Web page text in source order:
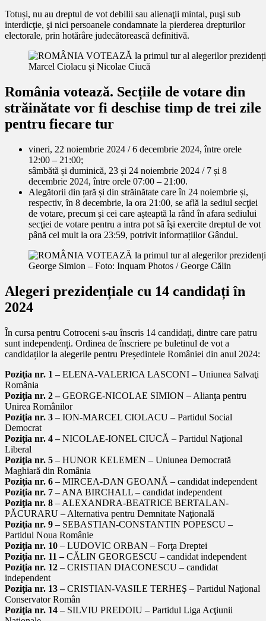
Totuși, nu au dreptul de vot debilii sau alienaţii mintal, puşi sub
interdicţie, şi nici persoanele condamnate la pierderea drepturilor
electorale, prin hotărâre judecătorească definitivă.
Marcel Ciolacu și Nicolae Ciucă
România votează. Secțiile de votare din
străinătate vor fi deschise timp de trei zile
pentru fiecare tur
vineri, 22 noiembrie 2024 / 6 decembrie 2024, între orele
12:00 – 21:00;
sâmbătă și duminică, 23 și 24 noiembrie 2024 / 7 și 8
decembrie 2024, între orele 07:00 – 21:00.
Alegătorii din țară și din străinătate care în 24 noiembrie și,
respectiv, în 8 decembrie, la ora 21:00, se află la sediul secţiei
de votare, precum şi cei care așteaptă la rând în afara sediului
secţiei de votare pentru a intra pot să îşi exercite dreptul de vot
până cel mult la ora 23:59, potrivit informațiilor Gândul.
George Simion – Foto: Inquam Photos / George Călin
Alegeri prezidențiale cu 14 candidați în
2024
În cursa pentru Cotroceni s-au înscris 14 candidați, dintre care patru
sunt independenți. Ordinea de înscriere pe buletinul de vot a
candidaților la alegerile pentru Președintele României din anul 2024:
Poziţia nr. 1 – ELENA-VALERICA LASCONI – Uniunea Salvaţi
România
Poziţia nr. 2 –GEORGE-NICOLAE SIMION – Alianţa pentru
Unirea Românilor
Poziţia nr. 3 – ION-MARCEL CIOLACU – Partidul Social
Democrat
Poziţia nr. 4 –NICOLAE-IONEL CIUCĂ – Partidul Naţional
Liberal
Poziţia nr. 5 – HUNOR KELEMEN – Uniunea Democrată
Maghiară din România
Poziţia nr. 6 – MIRCEA-DAN GEOANĂ – candidat independent
Poziţia nr. 7 – ANA BIRCHALL – candidat independent
Poziţia nr. 8 – ALEXANDRA-BEATRICE BERTALAN-
PĂCURARU – Alternativa pentru Demnitate Naţională
Poziţia nr. 9 – SEBASTIAN-CONSTANTIN POPESCU –
Partidul Noua Românie
Poziţia nr. 10 – LUDOVIC ORBAN – Forţa Dreptei
Poziţia nr. 11 –CĂLIN GEORGESCU – candidat independent
Poziţia nr. 12 – CRISTIAN DIACONESCU – candidat
independent
Poziţia nr. 13 –CRISTIAN-VASILE TERHEŞ – Partidul Naţional
Conservator Român
Poziţia nr. 14 – SILVIU PREDOIU – Partidul Liga Acţiunii